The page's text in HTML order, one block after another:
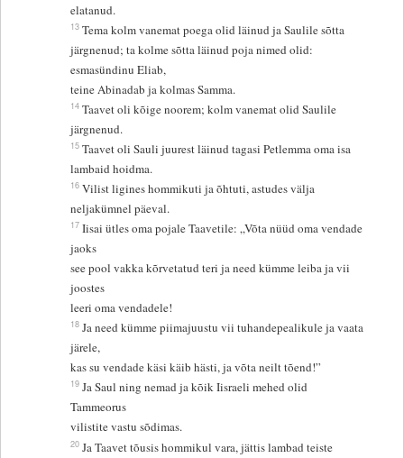
elatanud.
13 Tema kolm vanemat poega olid läinud ja Saulile sõtta
järgnenud; ta kolme sõtta läinud poja nimed olid:
esmasündinu Eliab,
teine Abinadab ja kolmas Samma.
14 Taavet oli kõige noorem; kolm vanemat olid Saulile
järgnenud.
15 Taavet oli Sauli juurest läinud tagasi Petlemma oma isa
lambaid hoidma.
16 Vilist ligines hommikuti ja õhtuti, astudes välja
neljakümnel päeval.
17 Iisai ütles oma pojale Taavetile: „Võta nüüd oma vendade
jaoks
see pool vakka kõrvetatud teri ja need kümme leiba ja vii
joostes
leeri oma vendadele!
18 Ja need kümme piimajuustu vii tuhandepealikule ja vaata
järele,
kas su vendade käsi käib hästi, ja võta neilt tõend!”
19 Ja Saul ning nemad ja kõik Iisraeli mehed olid
Tammeorus
vilistite vastu sõdimas.
20 Ja Taavet tõusis hommikul vara, jättis lambad teiste